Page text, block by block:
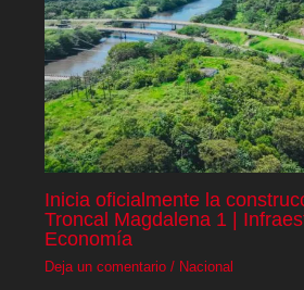
Inicia oficialmente la
Troncal Magdalena 1 |
Economía
Deja un comentario / Nacional